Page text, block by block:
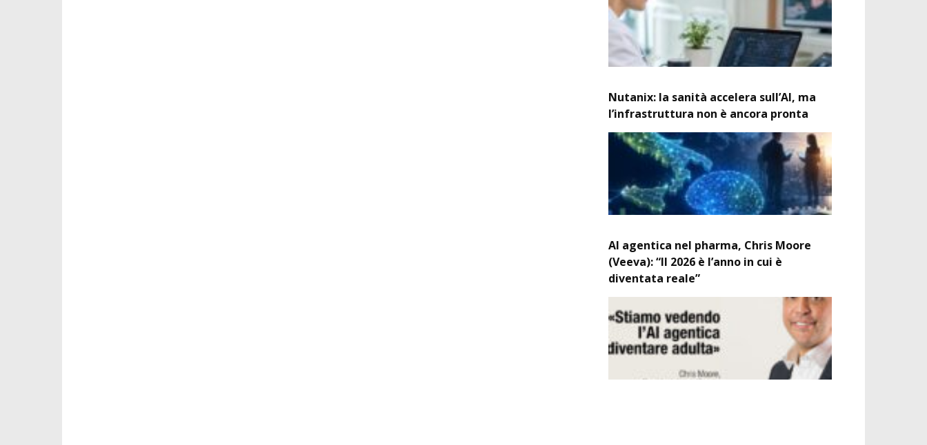
Nutanix: la sanità accelera sull’AI, ma
l’infrastruttura non è ancora pronta
AI agentica nel pharma, Chris Moore
(Veeva): “Il 2026 è l’anno in cui è
diventata reale”